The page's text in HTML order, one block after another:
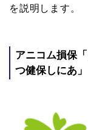
を説明します。
アニコム損保
つ健保しにあ」